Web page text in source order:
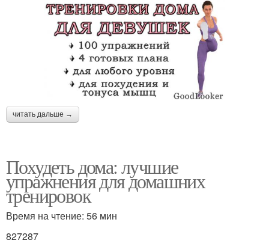
читать дальше →
Похудеть дома: лучшие
упражнения для домашних
тренировок
Время на чтение: 56 мин
827287